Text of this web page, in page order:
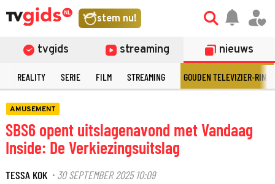
stem nu!
tvgids streaming nieuws
REALITY SERIE FILM STREAMING GOUDEN TELEVIZIER-RING
AMUSEMENT
SBS6 opent uitslagenavond met Vandaag
Inside: De Verkiezingsuitslag
TESSA KOK · 30 SEPTEMBER 2025 10:09